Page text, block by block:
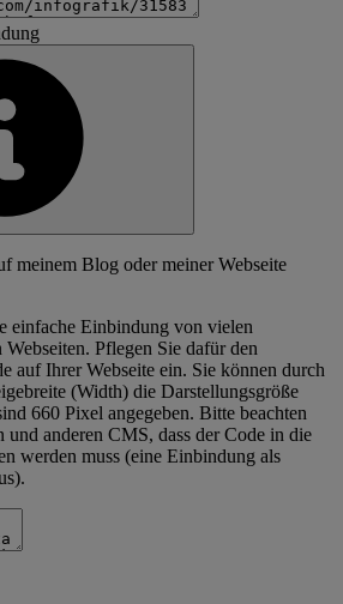
meinem Blog oder meiner Webseite
einfache Einbindung von vielen
Pflegen Sie dafür den
auf Ihrer Webseite ein. Sie können durch
(Width) die Darstellungsgröße
660 Pixel angegeben. Bitte beachten
und anderen CMS, dass der Code in die
werden muss (eine Einbindung als